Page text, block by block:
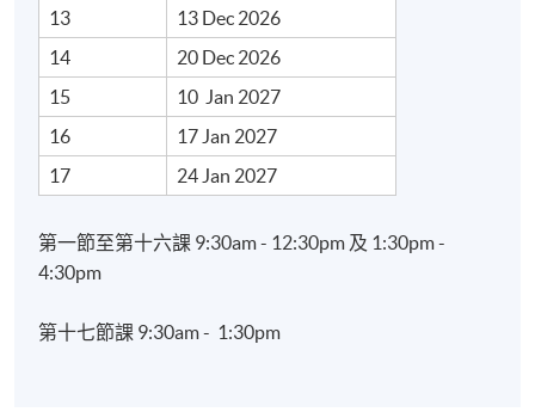
13
13 Dec 2026
14
20 Dec 2026
15
10 Jan 2027
16
17 Jan 2027
17
24 Jan 2027
第一節至第十六課 9:30am - 12:30pm 及 1:30pm -
4:30pm
第十七節課 9:30am - 1:30pm